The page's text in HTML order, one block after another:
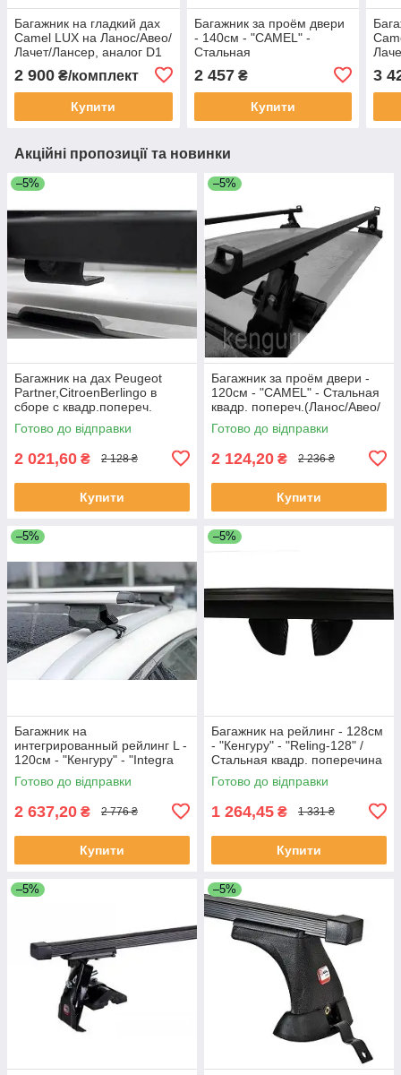
Багажник на гладкий дах
Camel LUX на Ланос/Авео/
Лачет/Лансер, аналог D1
Амоѕ, 2 алюм. поперечки
130см
2 900 ₴/комплект
Купити
Багажник за проём двери
- 140см - "CAMEL" -
Стальная
квадр.поперечина (Ланос/
Авео/Славута)аналог D-1
2 457₴
Купити
3
Акційні пропозиції та новинки
–5%
Багажник на дах Peugeot
Partner,CitroenBerlingo в
сборе с квадр.попереч.
(1,2м/1,3м)"Кенгуру" 2
планки
Готово до відправки
2 021,60 ₴ 2 128 ₴
Купити
–5%
Багажник за проём двери -
120см - "CAMEL" - Стальная
квадр. попереч.(Ланос/Авео/
Славута) аналог D-1
Готово до відправки
2 124,20 ₴ 2 236 ₴
Купити
–5%
Багажник на
интегрированный рейлинг L -
120см - "Кенгуру" - "Integra
Aero Techno" захват от 33мм
Готово до відправки
2 637,20 ₴ 2 776 ₴
Купити
–5%
Багажник на рейлинг - 128cм
- "Кенгуру" - "Reling-128" /
Стальная квадр. поперечина
Готово до відправки
1 264,45 ₴ 1 331 ₴
Купити
–5% –5%